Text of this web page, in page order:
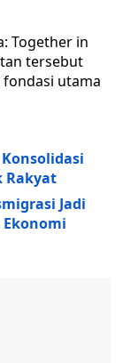
Together in
tersebut
utama
Rakyat
Jadi